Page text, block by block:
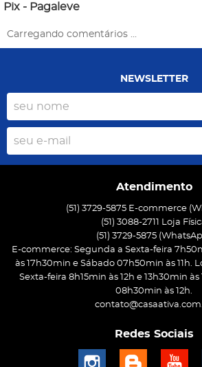
Pix - Pagaleve
Carregando comentários ...
NEWSLETTER
Atendimento
(51) 3729-5875 E-commerce
(51) 3088-2711 Loja
(51) 3729-5875
E-commerce: Segunda a Sexta-feira
às 17h30min e Sábado 07h50min às 11h.
Sexta-feira 8h15min às 12h e 13h30min
08h30min às 12h.
Redes Sociais